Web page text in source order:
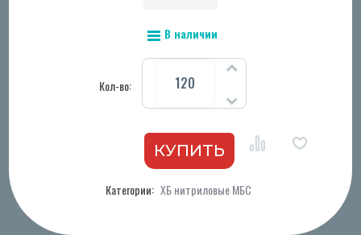
В наличии
Кол-во:
Категории: ХБ нитриловые МБС